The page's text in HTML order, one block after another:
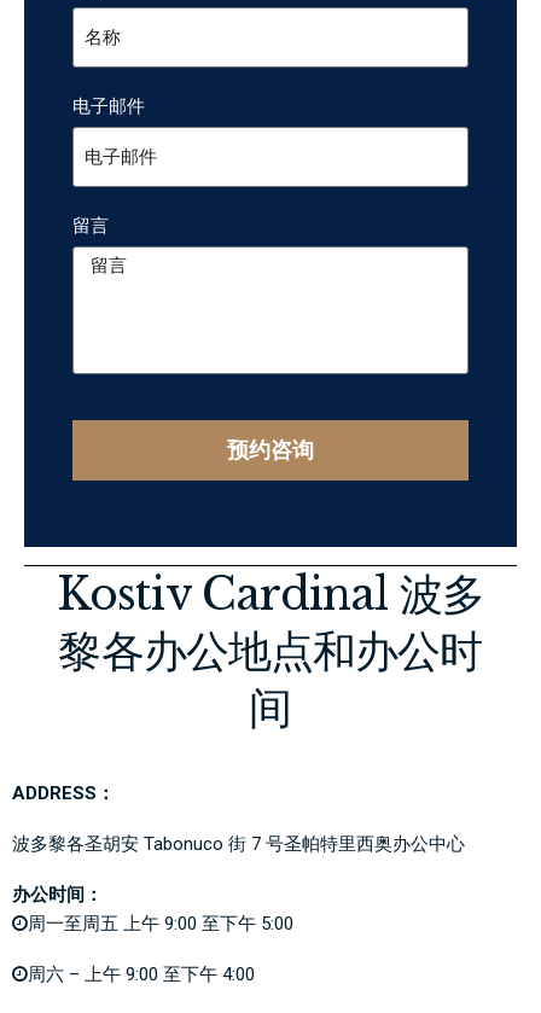
电子邮件
留言
预约咨询
Kostiv Cardinal 波多
黎各办公地点和办公时
间
ADDRESS：
波多黎各圣胡安 Tabonuco 街 7 号圣帕特里西奥办公中心
办公时间：
周一至周五 上午 9:00 至下午 5:00
周六 – 上午 9:00 至下午 4:00